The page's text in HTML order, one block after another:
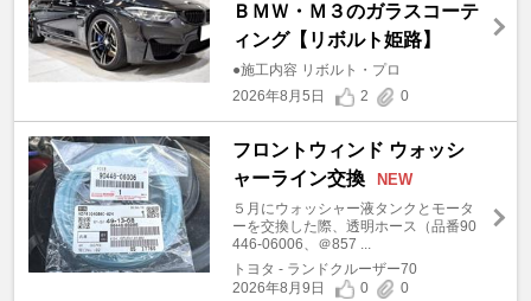
ＢＭＷ・Ｍ３のガラスコーテ
ィング【リボルト姫路】
●施工内容 リボルト・プロ
2026年8月5日
2 0
フロントウィンド ウォッシ
ャーライン交換
NEW
５月にウォッシャー液タンクとモータ
ーを交換した際、透明ホース（品番90
446-06006、＠857 ...
トヨタ - ランドクルーザー70
2026年8月9日
0 0